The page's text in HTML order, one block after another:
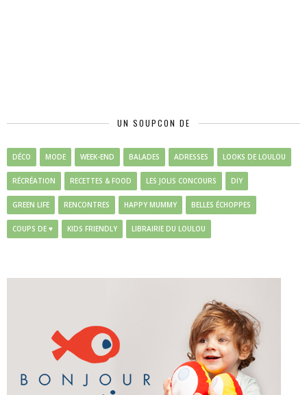
UN SOUPCON DE
DÉCO MODE WEEK-END BALADES ADRESSES LOOKS DE LOULOU
RÉCRÉATION RECETTES & FOOD LES JOLIS CONCOURS DIY
GREEN LIFE RENCONTRES HAPPY MUMMY BELLES ÉCHOPPES
COUPS DE ♥ KIDS FRIENDLY LIBRAIRIE DU LOULOU